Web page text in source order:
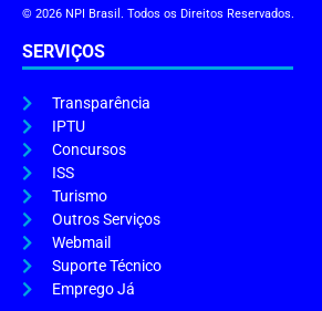
© 2026 NPI Brasil. Todos os Direitos Reservados.
SERVIÇOS
Transparência
IPTU
Concursos
ISS
Turismo
Outros Serviços
Webmail
Suporte Técnico
Emprego Já